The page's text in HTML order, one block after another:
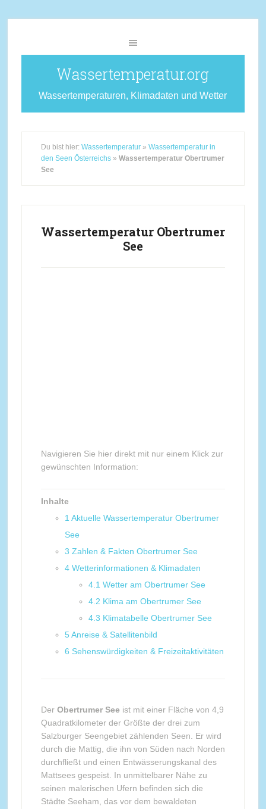
Wassertemperatur.org
Wassertemperaturen, Klimadaten und Wetter
Du bist hier: Wassertemperatur» Wassertemperatur in
den Seen Österreichs» Wassertemperatur Obertrumer
See
Wassertemperatur Obertrumer
See
Navigieren Sie hier direkt mit nur einem Klick zur
gewünschten Information:
Inhalte
1 Aktuelle Wassertemperatur Obertrumer
See
3 Zahlen & Fakten Obertrumer See
4 Wetterinformationen & Klimadaten
4.1 Wetter am Obertrumer See
4.2 Klima am Obertrumer See
4.3 Klimatabelle Obertrumer See
5 Anreise & Satellitenbild
6 Sehenswürdigkeiten & Freizeitaktivitäten
Der Obertrumer See ist mit einer Fläche von 4,9
Quadratkilometer der Größte der drei zum
Salzburger Seengebiet zählenden Seen. Er wird
durch die Mattig, die ihn von Süden nach Norden
durchfließt und einen Entwässerungskanal des
Mattsees gespeist. In unmittelbarer Nähe zu
seinen malerischen Ufern befinden sich die
Städte Seeham, das vor dem bewaldeten